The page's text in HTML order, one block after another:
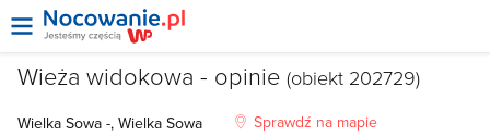
Wieża widokowa - opinie (obiekt 202729)
Wielka Sowa -, Wielka Sowa
Sprawdź na mapie